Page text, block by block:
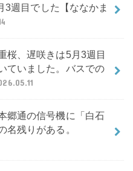
3週目でした【ななかま
桜、遅咲きは5月3週目
ていました。バスでの
郷通の信号機に「白石
名残りがある。